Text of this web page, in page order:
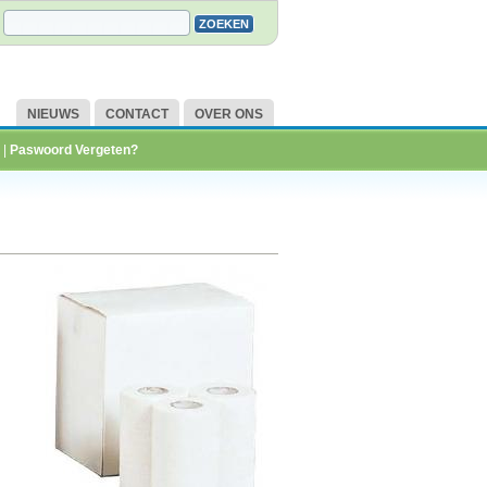
NIEUWS CONTACT OVER ONS
Paswoord Vergeten?